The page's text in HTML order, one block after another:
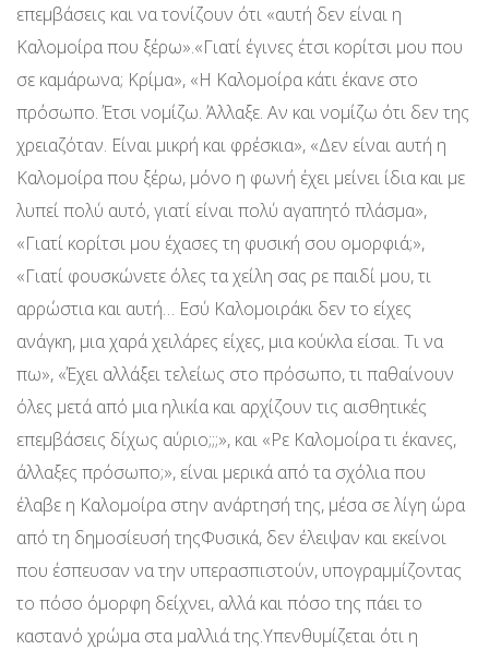
επεμβάσεις και να τονίζουν ότι «αυτή δεν είναι η
Καλομοίρα που ξέρω».«Γιατί έγινες έτσι κορίτσι μου που
σε καμάρωνα; Κρίμα», «Η Καλομοίρα κάτι έκανε στο
πρόσωπο. Έτσι νομίζω. Άλλαξε. Αν και νομίζω ότι δεν της
χρειαζόταν. Είναι μικρή και φρέσκια», «Δεν είναι αυτή η
Καλομοίρα που ξέρω, μόνο η φωνή έχει μείνει ίδια και με
λυπεί πολύ αυτό, γιατί είναι πολύ αγαπητό πλάσμα»,
«Γιατί κορίτσι μου έχασες τη φυσική σου ομορφιά;»,
«Γιατί φουσκώνετε όλες τα χείλη σας ρε παιδί μου, τι
αρρώστια και αυτή… Εσύ Καλομοιράκι δεν το είχες
ανάγκη, μια χαρά χειλάρες είχες, μια κούκλα είσαι. Τι να
πω», «Έχει αλλάξει τελείως στο πρόσωπο, τι παθαίνουν
όλες μετά από μια ηλικία και αρχίζουν τις αισθητικές
επεμβάσεις δίχως αύριο;;;», και «Ρε Καλομοίρα τι έκανες,
άλλαξες πρόσωπο;», είναι μερικά από τα σχόλια που
έλαβε η Καλομοίρα στην ανάρτησή της, μέσα σε λίγη ώρα
από τη δημοσίευσή τηςΦυσικά, δεν έλειψαν και εκείνοι
που έσπευσαν να την υπερασπιστούν, υπογραμμίζοντας
το πόσο όμορφη δείχνει, αλλά και πόσο της πάει το
καστανό χρώμα στα μαλλιά της.Υπενθυμίζεται ότι η